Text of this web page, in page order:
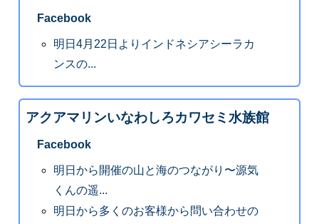
Facebook
明日4月22日よりインドネシアシーラカ
ンスの...
アクアマリンいなわしろカワセミ水族館
Facebook
明日から開催の山と海のつながり〜源気
くんの遥...
明日から多くのお客様から問い合わせの